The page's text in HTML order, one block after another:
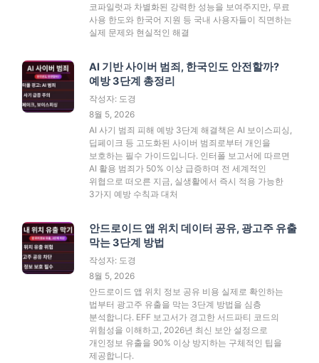
코파일럿과 차별화된 강력한 성능을 보여주지만, 무료
사용 한도와 한국어 지원 등 국내 사용자들이 직면하는
실제 문제와 현실적인 해결
AI 기반 사이버 범죄, 한국인도 안전할까?
예방 3단계 총정리
작성자: 도경
8월 5, 2026
AI 사기 범죄 피해 예방 3단계 해결책은 AI 보이스피싱,
딥페이크 등 고도화된 사이버 범죄로부터 개인을
보호하는 필수 가이드입니다. 인터폴 보고서에 따르면
AI 활용 범죄가 50% 이상 급증하며 전 세계적인
위협으로 떠오른 지금, 실생활에서 즉시 적용 가능한
3가지 예방 수칙과 대처
안드로이드 앱 위치 데이터 공유, 광고주 유출
막는 3단계 방법
작성자: 도경
8월 5, 2026
안드로이드 앱 위치 정보 공유 비용 실제로 확인하는
법부터 광고주 유출을 막는 3단계 방법을 심층
분석합니다. EFF 보고서가 경고한 서드파티 코드의
위험성을 이해하고, 2026년 최신 보안 설정으로
개인정보 유출을 90% 이상 방지하는 구체적인 팁을
제공합니다.